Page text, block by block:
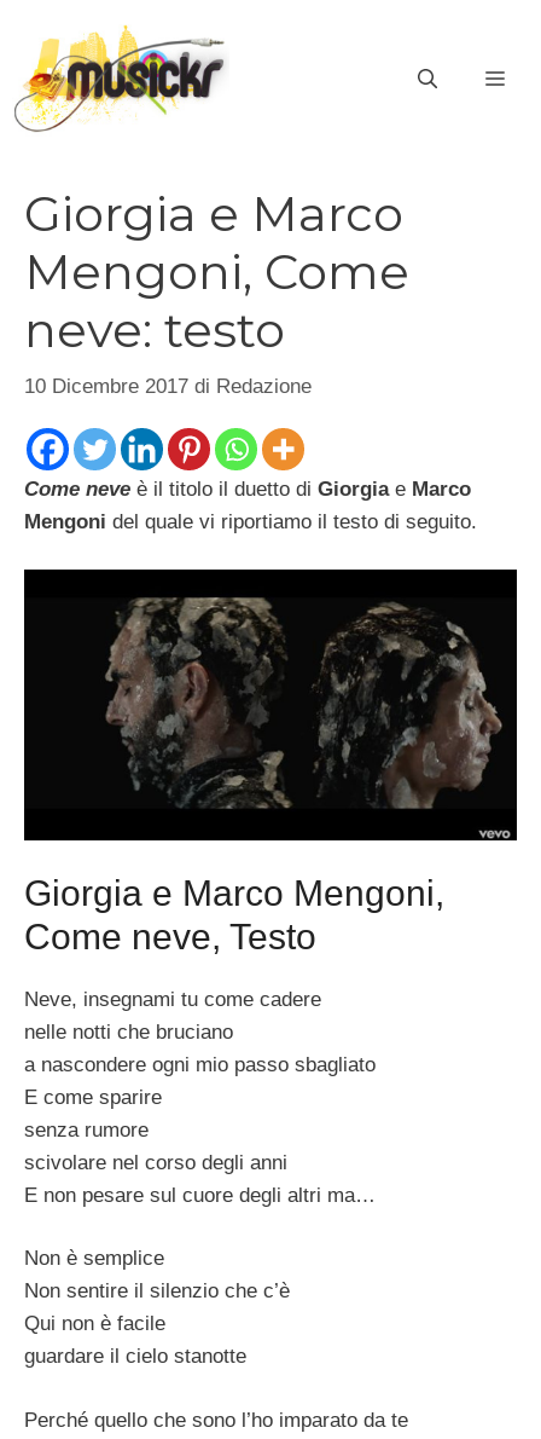
contenuto
Giorgia e Marco
Mengoni, Come
neve: testo
10 Dicembre 2017 di Redazione
Come neve è il titolo il duetto di Giorgiae Marco
Mengoni del quale vi riportiamo il testo di seguito.
Giorgia e Marco Mengoni,
Come neve, Testo
Neve, insegnami tu come cadere
nelle notti che bruciano
a nascondere ogni mio passo sbagliato
E come sparire
senza rumore
scivolare nel corso degli anni
E non pesare sul cuore degli altri ma…
Non è semplice
Non sentire il silenzio che c’è
Qui non è facile
guardare il cielo stanotte
Perché quello che sono l’ho imparato da te